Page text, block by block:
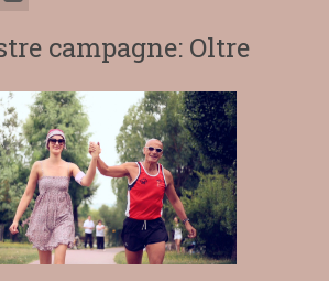
campagne: Oltre